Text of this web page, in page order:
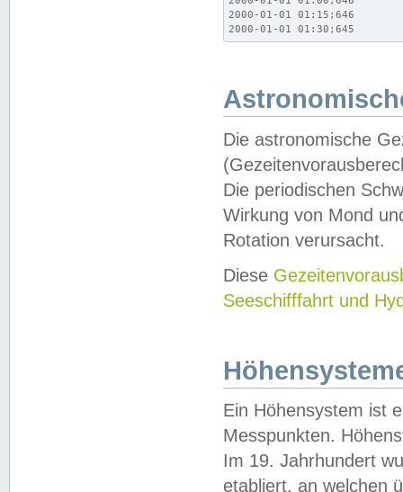
2000-01-01 01:15;646
2000-01-01 01:30;645
Die astronomische
Die periodischen
Wirkung von Mond
Rotation verursacht.
Diese
Seeschifffahrt und
Ein Höhensystem ist
Messpunkten.
Im 19. Jahrhundert
etabliert, an welchen